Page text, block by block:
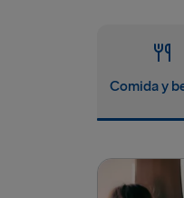
Comida y